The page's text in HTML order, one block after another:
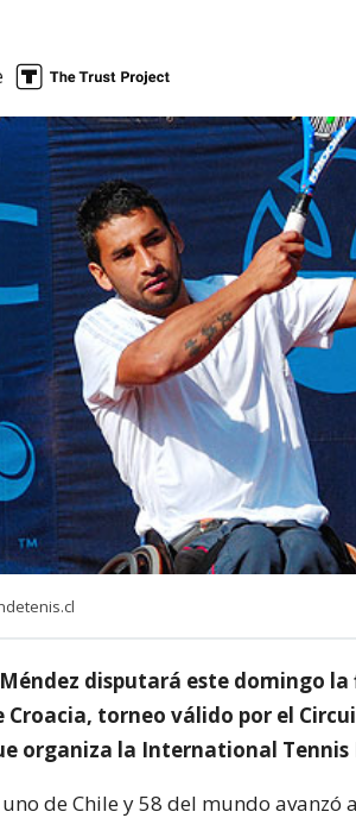
disputará este domingo
Croacia, torneo válido por el
organiza la International Tennis
de Chile y 58 del mundo avanzó